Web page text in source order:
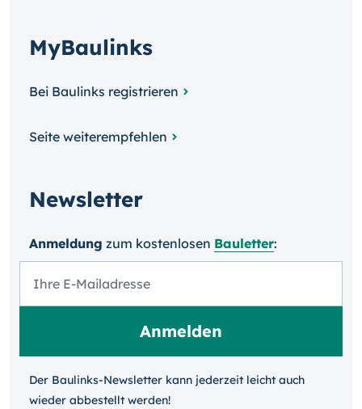
MyBaulinks
Bei Baulinks registrieren
Seite weiterempfehlen
Newsletter
Anmeldung zum kosten­losen Bauletter:
Der Baulinks-Newsletter kann jeder­zeit leicht auch
wieder ab­bestellt werden!